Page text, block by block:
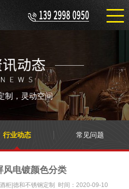
制，灵动空间
行业动态 常见问题
风电镀颜色分类
柜|德和不锈钢定制 时间：2020-09-10